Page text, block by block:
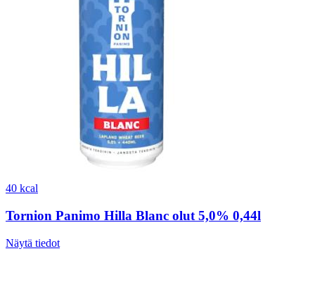
40 kcal
Tornion Panimo Hilla Blanc olut 5,0% 0,44l
Näytä tiedot